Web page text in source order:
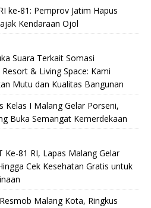
ke-81: Pemprov Jatim Hapus
Kendaraan Ojol
Suara Terkait Somasi
& Living Space: Kami
Mutu dan Kualitas Bangunan
Kelas I Malang Gelar Porseni,
Buka Semangat Kemerdekaan
Ke-81 RI, Lapas Malang Gelar
Cek Kesehatan Gratis untuk
Malang Kota, Ringkus